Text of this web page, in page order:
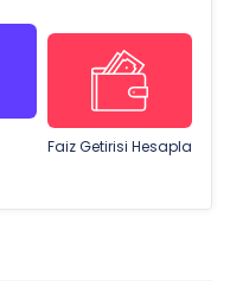
Faiz Getirisi Hesapla